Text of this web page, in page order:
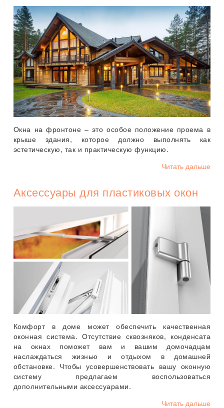
Окна на фронтоне – это особое положение проема в
крыше здания, которое должно выполнять как
эстетическую, так и практическую функцию.
Читать дальше
Аксессуары для пластиковых окон
Комфорт в доме может обеспечить качественная
оконная система. Отсутствие сквозняков, конденсата
на окнах поможет вам и вашим домочадцам
наслаждаться жизнью и отдыхом в домашней
обстановке. Чтобы усовершенствовать вашу оконную
систему предлагаем воспользоваться
дополнительными аксессуарами.
Читать дальше